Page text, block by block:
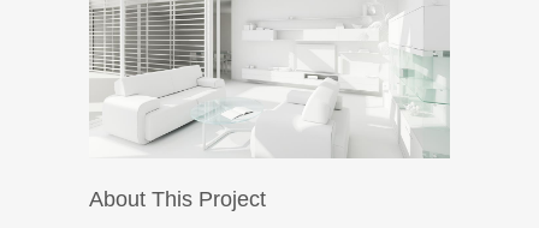
About This Project